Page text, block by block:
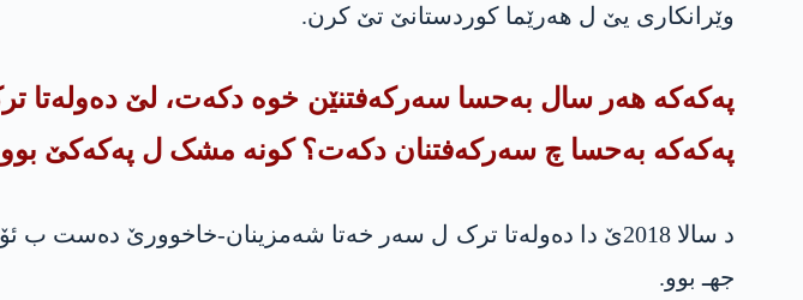
وێرانکاری یێ ل هەرێما کوردستانێ تێ کرن.
په‌كه‌كە هەر سال بەحسا سەرکەفتنێن خوە دکەت، لێ
په‌كه‌كە بەحسا چ سەرکەفتنان دکەت؟ کونە مشک ل په‌كه‌كێ
د سالا 2018ێ دا دەولەتا ترک ل سەر خەتا شەمزینان-خاخوورێ
جهـ بوو.